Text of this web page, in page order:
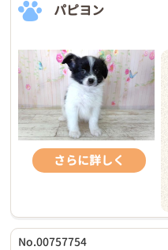
パピヨン
さらに詳しく
No.00757754